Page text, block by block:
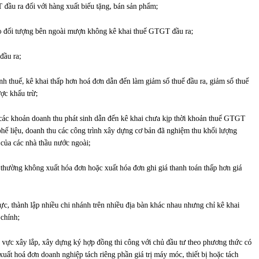
ra đối với hàng xuất biếu tặng, bán sản phẩm;
tượng bên ngoài mượn không kê khai thuế GTGT đầu ra;
ra;
thuế, kê khai thấp hơn hoá đơn dẫn đến làm giảm số thuế đầu ra, giảm số thuế
khấu trừ;
khoản doanh thu phát sinh dẫn đến kê khai chưa kịp thời khoản thuế GTGT
liệu, doanh thu các công trình xây dựng cơ bản đã nghiệm thu khối lượng
các nhà thầu nước ngoài;
không xuất hóa đơn hoặc xuất hóa đơn ghi giá thanh toán thấp hơn giá
thành lập nhiều chi nhánh trên nhiều địa bàn khác nhau nhưng chỉ kê khai
xây lắp, xây dựng ký hợp đồng thi công với chủ đầu tư theo phương thức có
hoá đơn doanh nghiệp tách riêng phần giá trị máy móc, thiết bị hoặc tách